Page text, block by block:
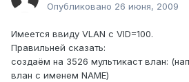
Опубликовано 26 июня, 2009
Имеется ввиду VLAN с VID=100.
Правильней сказать:
создаём на 3526 мультикаст влан:
влан с именем NAME)